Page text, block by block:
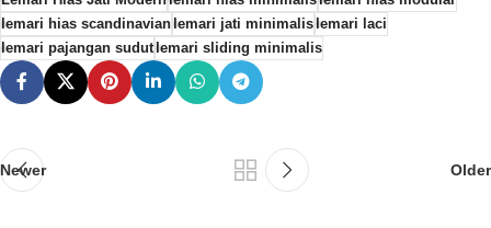
lemari hias scandinavianlemari jati minimalislemari laci
lemari pajangan sudutlemari sliding minimalis
Newer Older